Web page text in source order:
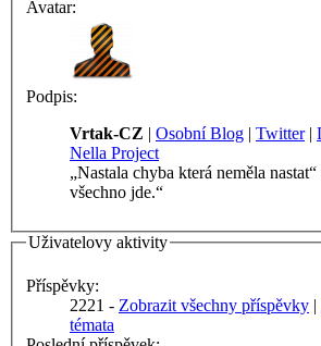
Avatar:
Podpis:
Vrtak-CZ | Osobní Blog | Twitter|
Nella Project
„Nastala chyba která neměla
všechno jde.“
Uživatelovy aktivity
Příspěvky:
2221 - Zobrazit všechny příspěvky |
témata